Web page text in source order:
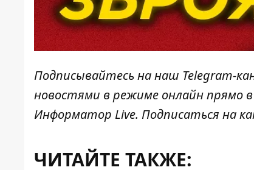
Подписывайтесь на наш Telegram-
новостями в режиме онлайн прямо
Информатор Live. Подписаться на
ЧИТАЙТЕ ТАКЖЕ: